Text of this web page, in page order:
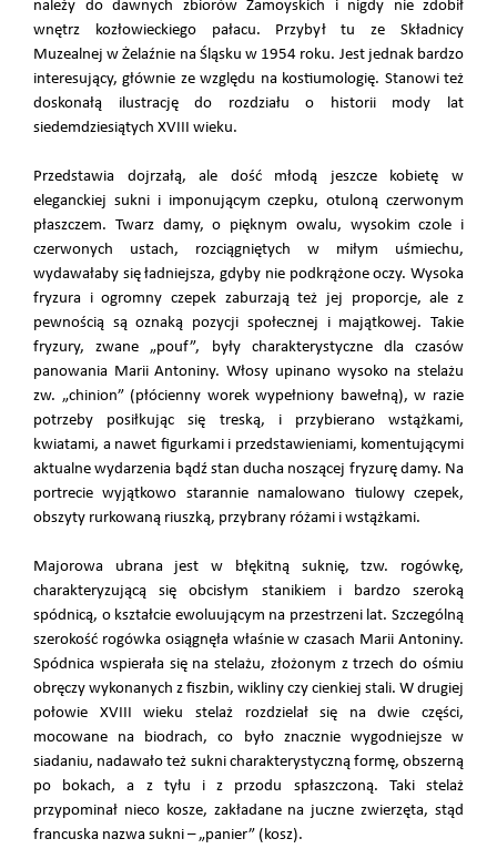
należy do dawnych zbiorów Zamoyskich i nigdy nie zdobił
wnętrz kozłowieckiego pałacu. Przybył tu ze Składnicy
Muzealnej w Żelaźnie na Śląsku w 1954 roku. Jest jednak bardzo
interesujący, głównie ze względu na kostiumologię. Stanowi też
doskonałą ilustrację do rozdziału o historii mody lat
siedemdziesiątych XVIII wieku.
Przedstawia dojrzałą, ale dość młodą jeszcze kobietę w
eleganckiej sukni i imponującym czepku, otuloną czerwonym
płaszczem. Twarz damy, o pięknym owalu, wysokim czole i
czerwonych ustach, rozciągniętych w miłym uśmiechu,
wydawałaby się ładniejsza, gdyby nie podkrążone oczy. Wysoka
fryzura i ogromny czepek zaburzają też jej proporcje, ale z
pewnością są oznaką pozycji społecznej i majątkowej. Takie
fryzury, zwane „pouf”, były charakterystyczne dla czasów
panowania Marii Antoniny. Włosy upinano wysoko na stelażu
zw. „chinion” (płócienny worek wypełniony bawełną), w razie
potrzeby posiłkując się treską, i przybierano wstążkami,
kwiatami, a nawet figurkami i przedstawieniami, komentującymi
aktualne wydarzenia bądź stan ducha noszącej fryzurę damy. Na
portrecie wyjątkowo starannie namalowano tiulowy czepek,
obszyty rurkowaną riuszką, przybrany różami i wstążkami.
Majorowa ubrana jest w błękitną suknię, tzw. rogówkę,
charakteryzującą się obcisłym stanikiem i bardzo szeroką
spódnicą, o kształcie ewoluującym na przestrzeni lat. Szczególną
szerokość rogówka osiągnęła właśnie w czasach Marii Antoniny.
Spódnica wspierała się na stelażu, złożonym z trzech do ośmiu
obręczy wykonanych z fiszbin, wikliny czy cienkiej stali. W drugiej
połowie XVIII wieku stelaż rozdzielał się na dwie części,
mocowane na biodrach, co było znacznie wygodniejsze w
siadaniu, nadawało też sukni charakterystyczną formę, obszerną
po bokach, a z tyłu i z przodu spłaszczoną. Taki stelaż
przypominał nieco kosze, zakładane na juczne zwierzęta, stąd
francuska nazwa sukni – „panier” (kosz).